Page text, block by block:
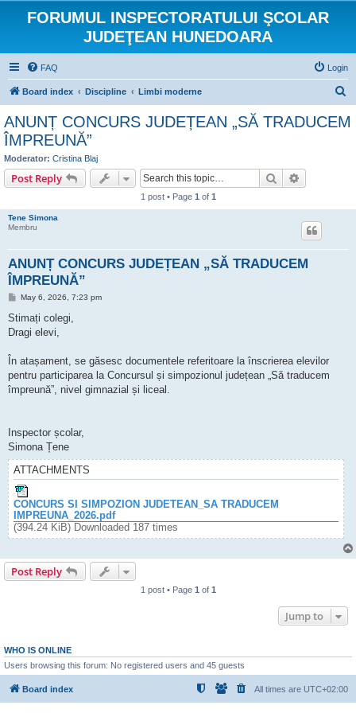
FORUMUL INSPECTORATULUI ŞCOLAR
JUDEŢEAN HUNEDOARA
FAQ Login
Board index Discipline Limbi moderne
a
ANUNȚ CONCURS JUDEȚEAN „SĂ TRADUCEM
ÎMPREUNĂ”
Moderator: Cristina Blaj
Post Reply Search
1 post • Page 1 of 1
Tene Simona
Membru
ANUNȚ CONCURS JUDEȚEAN „SĂ TRADUCEM
ÎMPREUNĂ”
P
s
May 6, 2026, 7:23 pm
Stimați colegi,
Dragi elevi,
În atașament, se găsesc documentele referitoare la înscrierea elevilor
pentru participarea la Concursul și simpozionul județean „Să traducem
împreună”, nivel gimnazial și liceal.
Inspector școlar,
Simona Țene
ATTACHMENTS
CONCURS SI SIMPOZION JUDETEAN_SA TRADUCEM
IMPREUNA_2026.pdf
(394.24 KiB) Downloaded 187 times
Post Reply
1 post • Page 1 of 1
Jump to
WHO IS ONLINE
Users browsing this forum: No registered users and 45 guests
Board index All times are UTC+02:00